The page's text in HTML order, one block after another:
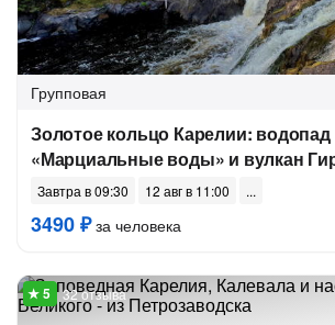
Групповая
Золотое кольцо Карелии: водопад
«Марциальные воды» и вулкан
Завтра в 09:30 12 авг в 11:00
3490 ₽за человека
32 отзыва